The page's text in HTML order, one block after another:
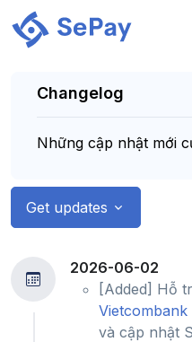
Changelog
Những cập nhật mới
Get updates
2026-06-02
[Added] Hỗ
và cập nhật